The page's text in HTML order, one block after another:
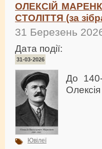
ОЛЕКСІЙ
СТОЛІТТЯ (за
31 Березень
Дата події:
31-03-2026
До 140-
Ювілеї